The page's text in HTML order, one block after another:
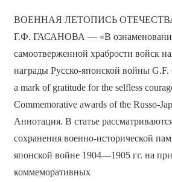
ВОЕННАЯ ЛЕТОПИСЬ
Г.Ф. ГАСАНОВА — «В ознаменование
самоотверженной храбрости войск
награды Русско-японской войны
a mark of gratitude for the selfless
Commemorative awards of the Russo-
Аннотация. В статье
сохранения военно-исторической
японской войне 1904—1905 гг. на
коммеморативных